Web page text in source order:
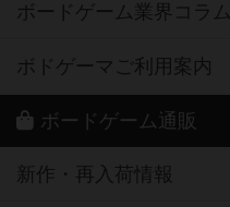
ボードゲーム業界コラム
ボドゲーマご利用案内
ボードゲーム通販
新作・再入荷情報